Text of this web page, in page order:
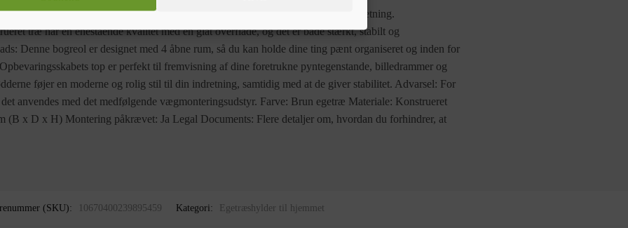
organisering af dine bøger, og den vil føje et strejf af moderne charme til din indretning.
træ har en enestående kvalitet med en glat overflade, og det er både stærkt, stabilt og
Denne bogreol er designet med 4 åbne rum, så du kan holde dine ting pænt organiseret og inden for
top er perfekt til fremvisning af dine foretrukne pyntegenstande, billedrammer og
føjer en moderne og rolig stil til din indretning, samtidig med at de giver stabilitet. Advarsel: For
anvendes med det medfølgende vægmonteringsudstyr. Farve: Brun egetræ Materiale: Konstrueret
(B x D x H) Montering påkrævet: Ja Legal Documents: Flere detaljer om, hvordan du forhindrer, at
(SKU): 10670400239895459 Kategori: Egetræshylder til hjemmet